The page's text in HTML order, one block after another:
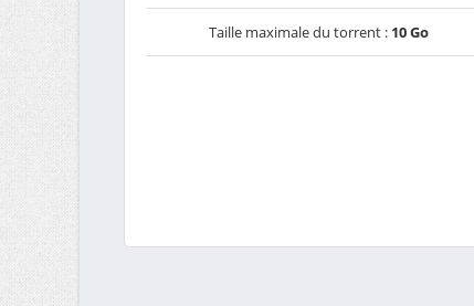
Taille maximale du torrent : 10 Go